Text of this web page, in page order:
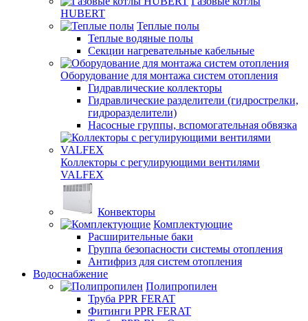
HUBERT
Теплые полы
Теплые водяные полы
Секции нагревательные кабельные
Оборудование для монтажа систем отопления
Гидравлические коллекторы
Гидравлические разделители (гидрострелки,
гидроразделители)
Насосные группы, вспомогательная обвязка
Коллекторы с регулирующими вентилями
VALFEX
Конвекторы
Комплектующие
Расширительные баки
Группа безопасности системы отопления
Антифриз для систем отопления
Водоснабжение
Полипропилен
Труба PPR FERAT
Фитинги PPR FERAT